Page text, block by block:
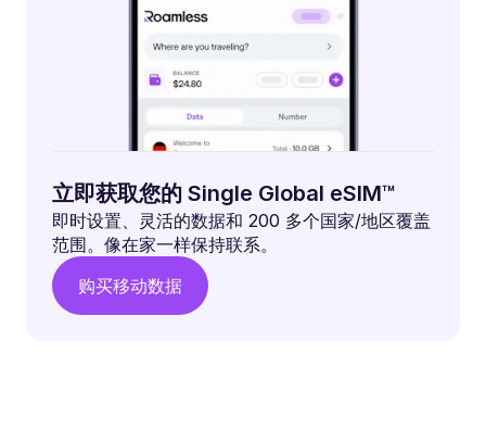
立即获取您的 Single Global eSIM™
即时设置、灵活的数据和 200 多个国家/地区覆盖
范围。像在家一样保持联系。
购买移动数据